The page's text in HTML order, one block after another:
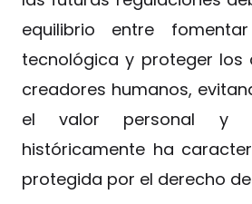
equilibrio entre
tecnológica y proteger los
creadores humanos,
el valor personal y
históricamente ha
protegida por el derecho